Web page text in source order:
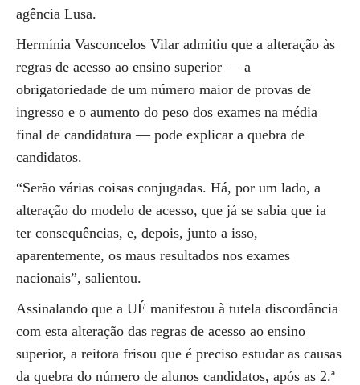
agência Lusa.
Hermínia Vasconcelos Vilar admitiu que a alteração às
regras de acesso ao ensino superior — a
obrigatoriedade de um número maior de provas de
ingresso e o aumento do peso dos exames na média
final de candidatura — pode explicar a quebra de
candidatos.
“Serão várias coisas conjugadas. Há, por um lado, a
alteração do modelo de acesso, que já se sabia que ia
ter consequências, e, depois, junto a isso,
aparentemente, os maus resultados nos exames
nacionais”, salientou.
Assinalando que a UÉ manifestou à tutela discordância
com esta alteração das regras de acesso ao ensino
superior, a reitora frisou que é preciso estudar as causas
da quebra do número de alunos candidatos, após as 2.ª